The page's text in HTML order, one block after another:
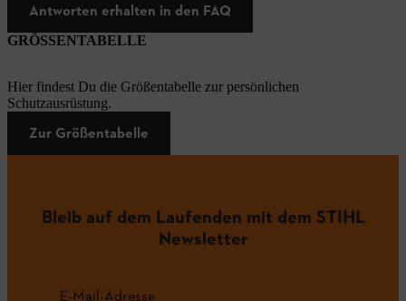
Antworten erhalten in den FAQ
GRÖSSENTABELLE
Hier findest Du die Größentabelle zur persönlichen
Schutzausrüstung.
Zur Größentabelle
Bleib auf dem Laufenden mit dem STIHL
Newsletter
E-Mail-Adresse